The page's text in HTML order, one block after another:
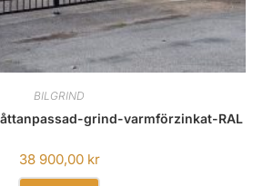
BILGRIND
grind-varmförzinkat-RAL
38 900,00 kr